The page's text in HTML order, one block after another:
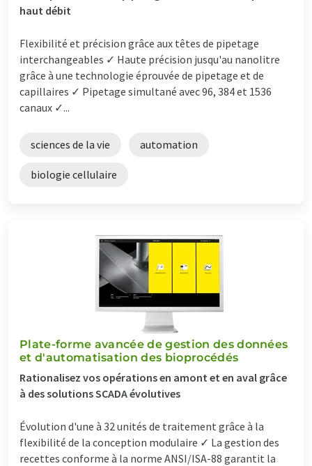
haut débit
Flexibilité et précision grâce aux têtes de pipetage
interchangeables ✓ Haute précision jusqu'au nanolitre
grâce à une technologie éprouvée de pipetage et de
capillaires ✓ Pipetage simultané avec 96, 384 et 1536
canaux ✓...
sciences de la vie automation
biologie cellulaire
Plate-forme avancée de gestion des données
et d'automatisation des bioprocédés
Rationalisez vos opérations en amont et en aval grâce
à des solutions SCADA évolutives
Évolution d'une à 32 unités de traitement grâce à la
flexibilité de la conception modulaire ✓ La gestion des
recettes conforme à la norme ANSI/ISA-88 garantit la